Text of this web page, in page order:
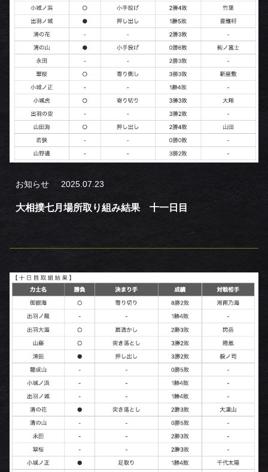
お知らせ 2025.07.23
大相撲七月場所取り組み結果 十一日目